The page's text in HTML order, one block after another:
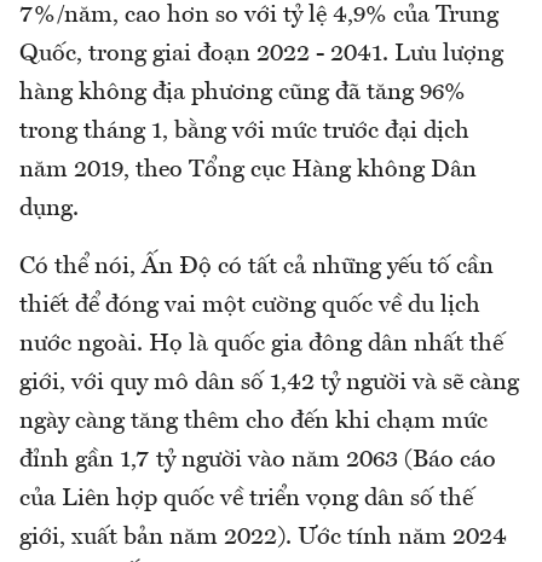
7%/năm, cao hơn so với tỷ lệ 4,9% của Trung
Quốc, trong giai đoạn 2022 - 2041. Lưu lượng
hàng không địa phương cũng đã tăng 96%
trong tháng 1, bằng với mức trước đại dịch
năm 2019, theo Tổng cục Hàng không Dân
dụng.
Có thể nói, Ấn Độ có tất cả những yếu tố cần
thiết để đóng vai một cường quốc về du lịch
nước ngoài. Họ là quốc gia đông dân nhất thế
giới, với quy mô dân số 1,42 tỷ người và sẽ càng
ngày càng tăng thêm cho đến khi chạm mức
đỉnh gần 1,7 tỷ người vào năm 2063 (Báo cáo
của Liên hợp quốc về triển vọng dân số thế
giới, xuất bản năm 2022). Ước tính năm 2024